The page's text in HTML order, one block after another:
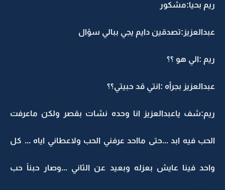
ريم بحيا:مشكور
عبدالعزيز:تصدقين دايم يجي ببالي سؤال
ريم :الي هو ؟؟
عبدالعزيز بجرأه :انتي قد حبيتي؟؟
ريم:شف ياعبدالعزيز انا وحده نشات بقصر ولكن ماعرفت
الحب فيه ابد ...حتى مااحد عرفني الحب ولاعطاني اياه ... كل
واحد فينا عايش بعزله وبعيد عن الثاني ...وصار حبنآ حب